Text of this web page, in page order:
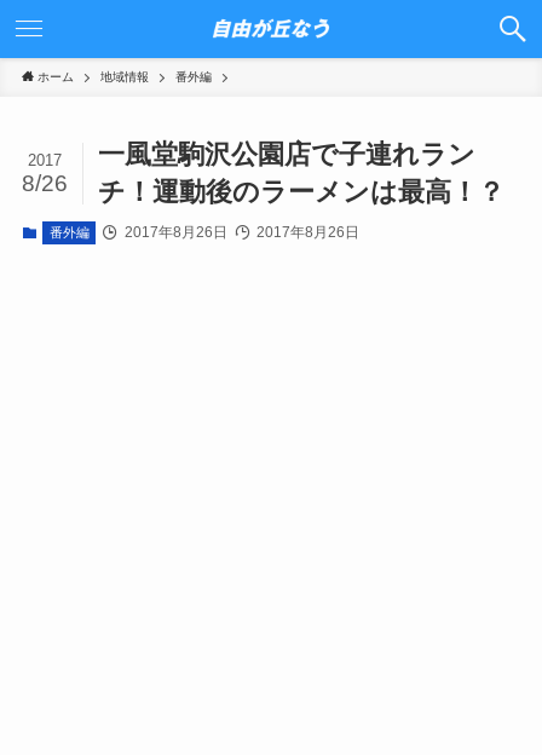
ホーム 地域情報 番外編
一風堂駒沢公園店で子連れラン
チ！運動後のラーメンは最高！？
2017
8/26
番外編 2017年8月26日 2017年8月26日